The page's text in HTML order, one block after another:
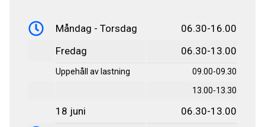
Måndag - Torsdag
06.30-16.00
Fredag
06.30-13.00
Uppehåll av lastning
09.00-09.30
13.00-13.30
18 juni
06.30-13.00